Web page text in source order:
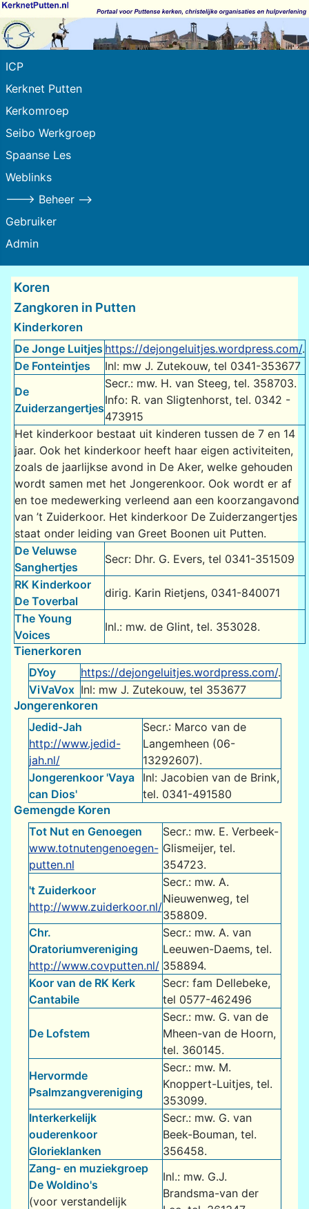
ICP
Kerknet Putten
Kerkomroep
Seibo Werkgroep
Spaanse Les
Weblinks
---> Beheer -->
Gebruiker
Admin
Koren
Zangkoren in Putten
Kinderkoren
De Jonge Luitjes https://dejongeluitjes.wordpress.com/.
De Fonteintjes
Inl: mw J. Zutekouw, tel 0341-353677
De
Zuiderzangertjes
Secr.: mw. H. van Steeg, tel. 358703.
Info: R. van Sligtenhorst, tel. 0342 -
473915
Het kinderkoor bestaat uit kinderen tussen de 7 en 14
jaar. Ook het kinderkoor heeft haar eigen activiteiten,
zoals de jaarlijkse avond in De Aker, welke gehouden
wordt samen met het Jongerenkoor. Ook wordt er af
en toe medewerking verleend aan een koorzangavond
van ’t Zuiderkoor. Het kinderkoor De Zuiderzangertjes
staat onder leiding van Greet Boonen uit Putten.
De Veluwse
Sanghertjes
Secr: Dhr. G. Evers, tel 0341-351509
RK Kinderkoor
De Toverbal
dirig. Karin Rietjens, 0341-840071
The Young
Voices
Inl.: mw. de Glint, tel. 353028.
Tienerkoren
DYoy
https://dejongeluitjes.wordpress.com/.
ViVaVox Inl: mw J. Zutekouw, tel 353677
Jongerenkoren
Jedid-Jah
http://www.jedid-
jah.nl/
Secr.: Marco van de
Langemheen (06-
13292607).
Jongerenkoor 'Vaya
can Dios'
Inl: Jacobien van de Brink,
tel. 0341-491580
Gemengde Koren
Tot Nut en Genoegen
www.totnutengenoegen-
putten.nl
Secr.: mw. E. Verbeek-
Glismeijer, tel.
354723.
't Zuiderkoor
http://www.zuiderkoor.nl/
Secr.: mw. A.
Nieuwenweg, tel
358809.
Chr.
Oratoriumvereniging
http://www.covputten.nl/
Secr.: mw. A. van
Leeuwen-Daems, tel.
358894.
Koor van de RK Kerk
Cantabile
Secr: fam Dellebeke,
tel 0577-462496
De Lofstem
Secr.: mw. G. van de
Mheen-van de Hoorn,
tel. 360145.
Hervormde
Psalmzangvereniging
Secr.: mw. M.
Knoppert-Luitjes, tel.
353099.
Interkerkelijk
ouderenkoor
Glorieklanken
Secr.: mw. G. van
Beek-Bouman, tel.
356458.
Zang- en muziekgroep
De Woldino's
(voor verstandelijk
Inl.: mw. G.J.
Brandsma-van der